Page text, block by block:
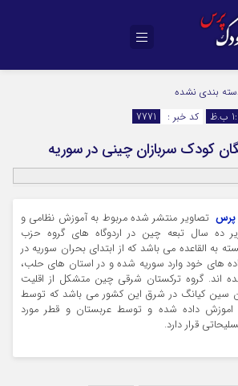
بندی نشده
کد خبر : 7771
کودک سربازان چینی در سوریه
تصاویر منتشر شده مربوط به آموزش نظامی و
ده سال تبعه چین در اردوگاه های گروه حزب
به القاعده می باشد که از ابتدای بحران سوریه در
خانواده های خود وارد سوریه شده و در استان های حلب،
اند. گروه ترکستان شرقی چین متشکل از اقلیت
سین کیانگ در شرق این کشور می باشد که توسط
اموزش داده شده و توسط عربستان و قطر مورد
قرار دارد.